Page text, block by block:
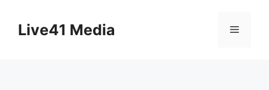
contentLive41 Media Menu